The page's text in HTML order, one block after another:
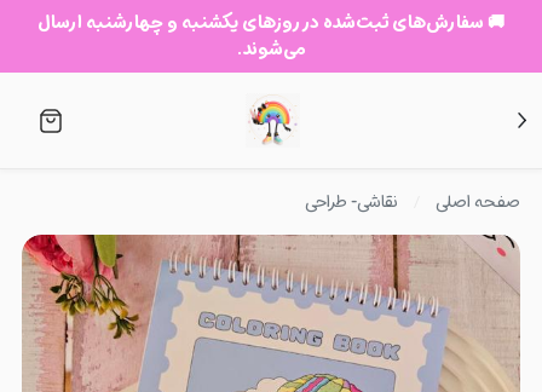
🚚 سفارش‌های ثبت‌شده در روزهای یکشنبه و چهارشنبه ارسال
می‌شوند.
صفحه اصلی نقاشی- طراحی